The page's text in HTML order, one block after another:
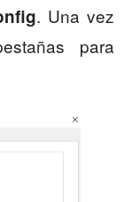
. Una vez
para